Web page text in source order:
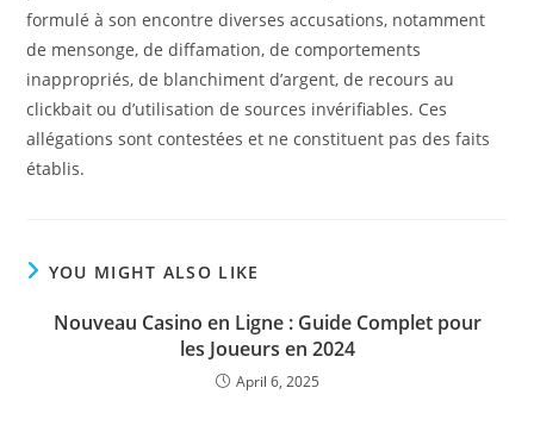
formulé à son encontre diverses accusations, notamment
de mensonge, de diffamation, de comportements
inappropriés, de blanchiment d’argent, de recours au
clickbait ou d’utilisation de sources invérifiables. Ces
allégations sont contestées et ne constituent pas des faits
établis.
YOU MIGHT ALSO LIKE
Nouveau Casino en Ligne : Guide Complet pour
les Joueurs en 2024
April 6, 2025